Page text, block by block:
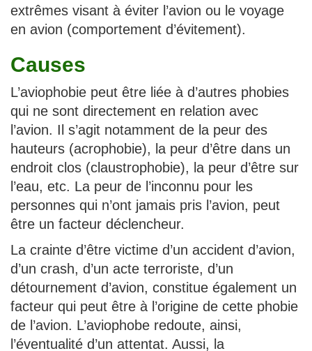
extrêmes visant à éviter l’avion ou le voyage
en avion (comportement d’évitement).
Causes
L’aviophobie peut être liée à d’autres phobies
qui ne sont directement en relation avec
l’avion. Il s’agit notamment de la peur des
hauteurs (acrophobie), la peur d’être dans un
endroit clos (claustrophobie), la peur d’être sur
l’eau, etc. La peur de l’inconnu pour les
personnes qui n’ont jamais pris l’avion, peut
être un facteur déclencheur.
La crainte d’être victime d’un accident d’avion,
d’un crash, d’un acte terroriste, d’un
détournement d’avion, constitue également un
facteur qui peut être à l’origine de cette phobie
de l’avion. L’aviophobe redoute, ainsi,
l’éventualité d’un attentat. Aussi, la